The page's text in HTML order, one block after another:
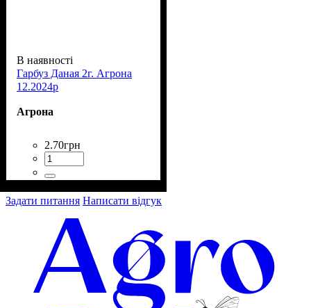
В наявності
Гарбуз Даная 2г. Агрона
12.2024р
Агрона
2.70грн
Задати питання Написати відгук